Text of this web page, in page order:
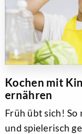
Kochen mit
ernähren
Früh übt sich!
und spielerisch